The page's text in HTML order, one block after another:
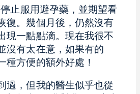
止服用避孕藥，並期望看
復。幾個月後，仍然沒有
現一點點滴。現在我很不
沒有太在意，如果有的
種方便的額外好處！
過，但我的醫生似乎也從